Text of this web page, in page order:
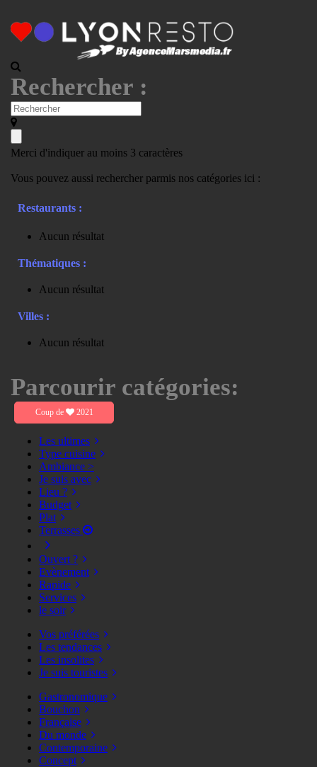
Rechercher :
Merci d'indiquer au moins 3 caractères
Vous pouvez aussi rechercher parmis nos catégories ici :
Restaurants :
Aucun résultat
Thématiques :
Aucun résultat
Villes :
Aucun résultat
Parcourir catégories:
Coup de 2021
Les ultimes
Type cuisine
Ambiance >
Je suis avec
Lieu ?
Budget
Plat
Terrasses
Ouvert ?
Evènement
Rapide
Services
le soir
Vos préférées
Les tendances
Les insolites
Je suis touristes
Gastronomique
Bouchon
Française
Du monde
Contemporaine
Concept